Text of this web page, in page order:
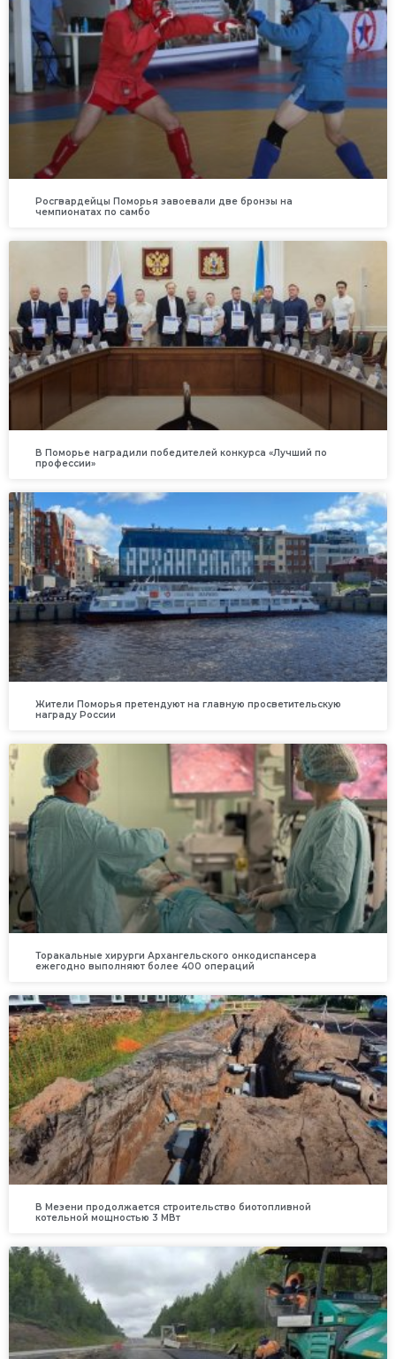
Росгвардейцы Поморья завоевали две бронзы на
чемпионатах по самбо
В Поморье наградили победителей конкурса «Лучший по
профессии»
Жители Поморья претендуют на главную просветительскую
награду России
Торакальные хирурги Архангельского онкодиспансера
ежегодно выполняют более 400 операций
В Мезени продолжается строительство биотопливной
котельной мощностью 3 МВт